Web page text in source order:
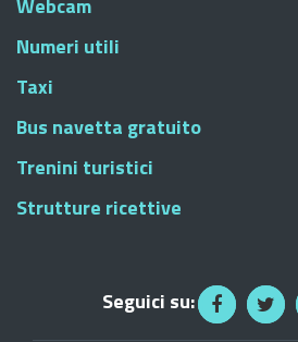
Numeri utili
Taxi
Bus navetta gratuito
Trenini turistici
Strutture ricettive
Seguici su: